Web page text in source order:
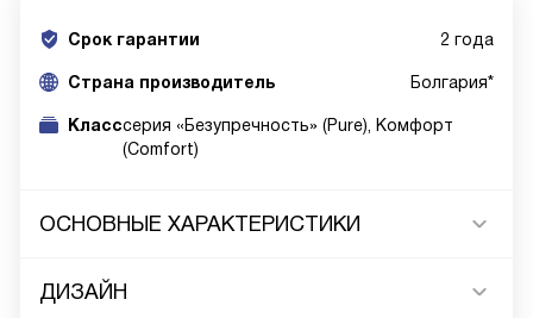
Срок гарантии 2 года
Cтрана производитель Болгария*
Класссерия «Безупречность» (Pure), Комфорт
(Comfort)
ОСНОВНЫЕ ХАРАКТЕРИСТИКИ
ДИЗАЙН